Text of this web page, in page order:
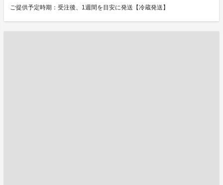
ご提供予定時期：受注後、1週間を目安に発送【冷蔵発送】